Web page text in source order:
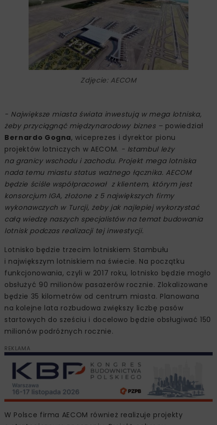
Zdjęcie: AECOM
- Największe miasta świata inwestują w mega lotniska,
żeby przyciągnąć międzynarodowy biznes – powiedział
Bernardo Gogna, wiceprezes i dyrektor pionu
projektów lotniczych w AECOM. - Istambul leży
na granicy wschodu i zachodu. Projekt mega lotniska
nada temu miastu status ważnego łącznika. AECOM
będzie ściśle współpracował z klientem, którym jest
konsorcjum IGA, złożone z 5 największych firmy
wykonawczych w Turcji, żeby jak najlepiej wykorzystać
całą wiedzę naszych specjalistów na temat budowania
lotnisk podczas realizacji tej inwestycji.
Lotnisko będzie trzecim lotniskiem Stambułu
i największym lotniskiem na świecie. Na początku
funkcjonowania, czyli w 2017 roku, lotnisko będzie mogło
obsłużyć 90 milionów pasażerów rocznie. Zlokalizowane
będzie 35 kilometrów od centrum miasta. Planowana
na kolejne lata rozbudowa zwiększy liczbę pasów
startowych do sześciu i docelowo będzie obsługiwać 150
milionów podróżnych rocznie.
REKLAMA
W Polsce firma AECOM również realizuje projekty